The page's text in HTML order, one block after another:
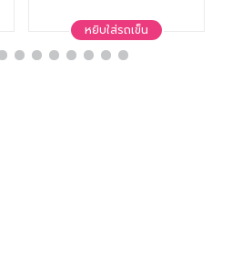
หยิบใส่รถเข็น